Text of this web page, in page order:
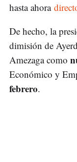
hasta ahora
De hecho, la
dimisión de
Amezaga como
Económico y
febrero.